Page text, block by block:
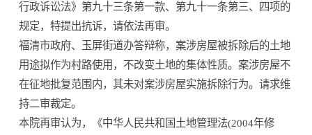
行政诉讼法》第九十三条第一款、第九十一条第三、四项的
规定，特提出抗诉，请依法再审。
福清市政府、玉屏街道办答辩称，案涉房屋被拆除后的土地
用途拟作为村路使用，不改变土地的集体性质。案涉房屋不
在征地批复范围内，其未对案涉房屋实施拆除行为。请求维
持二审裁定。
本院再审认为，《中华人民共和国土地管理法(2004年修